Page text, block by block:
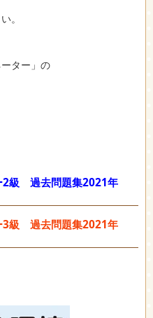
。
ター」の
2級 過去問題集2021年
3級 過去問題集2021年